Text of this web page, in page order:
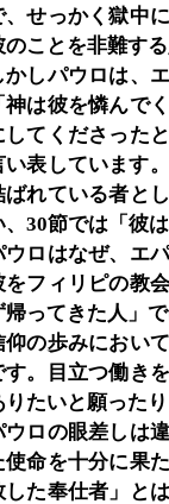
、せっかく獄中
のことを非難す
かしパウロは、
神は彼を憐んで
してくださった
い表しています
ばれている者と
、30節では「彼
ウロはなぜ、エ
をフィリピの教
帰ってきた人」
仰の歩みにおい
す。目立つ働き
りたいと願った
ウロの眼差しは
使命を十分に果
した奉仕者」と